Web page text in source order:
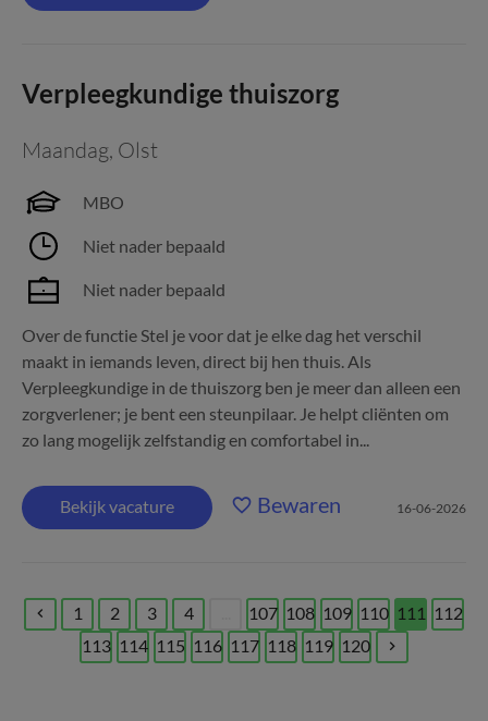
Verpleegkundige thuiszorg
Maandag, Olst
MBO
Niet nader bepaald
Niet nader bepaald
Over de functie Stel je voor dat je elke dag het verschil
maakt in iemands leven, direct bij hen thuis. Als
Verpleegkundige in de thuiszorg ben je meer dan alleen een
zorgverlener; je bent een steunpilaar. Je helpt cliënten om
zo lang mogelijk zelfstandig en comfortabel in...
Bekijk vacature Bewaren 16-06-2026
1 2 3 4 107 108 109 110 111
(current)
112
113 114 115 116 117 118 119 120